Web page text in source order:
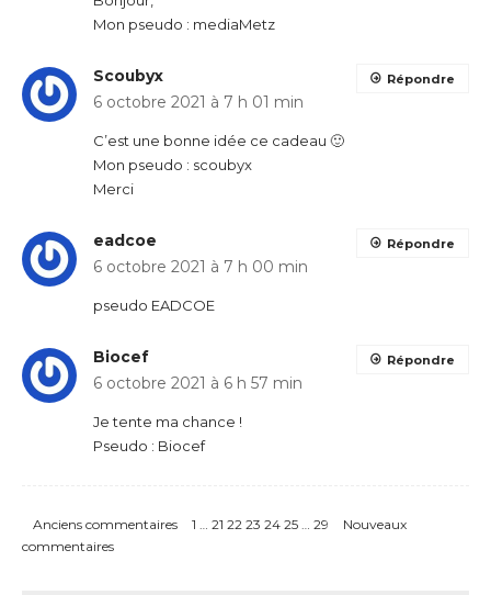
Mon pseudo : mediaMetz
Scoubyx
6 octobre 2021 à 7 h 01 min
C’est une bonne idée ce cadeau 🙂
Mon pseudo : scoubyx
Merci
Répondre
eadcoe
6 octobre 2021 à 7 h 00 min
pseudo EADCOE
Répondre
Biocef
6 octobre 2021 à 6 h 57 min
Je tente ma chance !
Pseudo : Biocef
Répondre
Anciens commentaires 1 21 22 23 24 25 29
Nouveaux
commentaires